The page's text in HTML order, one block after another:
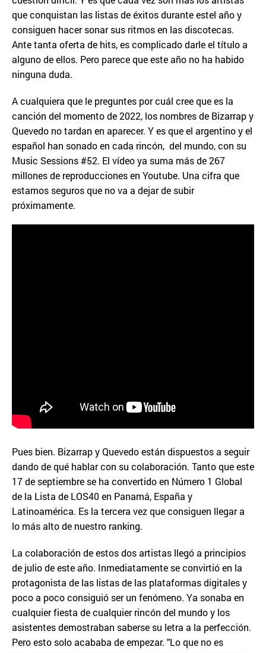
que conquistan las listas de éxitos durante estel año y
consiguen hacer sonar sus ritmos en las discotecas.
Ante tanta oferta de hits, es complicado darle el título a
alguno de ellos. Pero parece que este año no ha habido
ninguna duda.
A cualquiera que le preguntes por cuál cree que es la
canción del momento de 2022, los nombres de Bizarrap y
Quevedo no tardan en aparecer. Y es que el argentino y el
español han sonado en cada rincón, del mundo, con su
Music Sessions #52. El vídeo ya suma más de 267
millones de reproducciones en Youtube. Una cifra que
estamos seguros que no va a dejar de subir
próximamente.
Pues bien. Bizarrap y Quevedo están dispuestos a seguir
dando de qué hablar con su colaboración. Tanto que este
17 de septiembre se ha convertido en Número 1 Global
de la Lista de LOS40 en Panamá, España y
Latinoamérica. Es la tercera vez que consiguen llegar a
lo más alto de nuestro ranking.
La colaboración de estos dos artistas llegó a principios
de julio de este año. Inmediatamente se convirtió en la
protagonista de las listas de las plataformas digitales y
poco a poco consiguió ser un fenómeno. Ya sonaba en
cualquier fiesta de cualquier rincón del mundo y los
asistentes demostraban saberse su letra a la perfección.
Pero esto solo acababa de empezar. "Lo que no es